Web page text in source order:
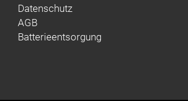
Datenschutz
AGB
Batterieentsorgung